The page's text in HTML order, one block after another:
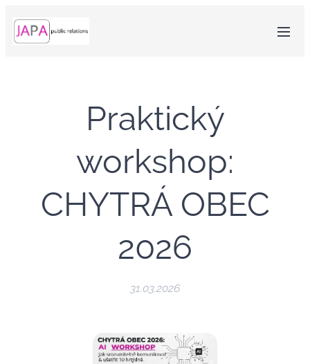
Praktický
workshop:
CHYTRÁ OBEC
2026
31.03.2026